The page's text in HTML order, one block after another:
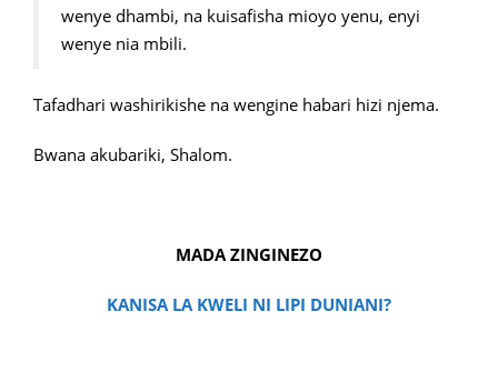
wenye dhambi, na kuisafisha mioyo yenu, enyi
wenye nia mbili.
Tafadhari washirikishe na wengine habari hizi njema.
Bwana akubariki, Shalom.
MADA ZINGINEZO
KANISA LA KWELI NI LIPI DUNIANI?